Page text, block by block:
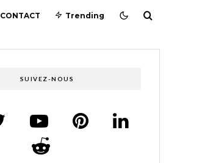
CONTACT Trending
SUIVEZ-NOUS